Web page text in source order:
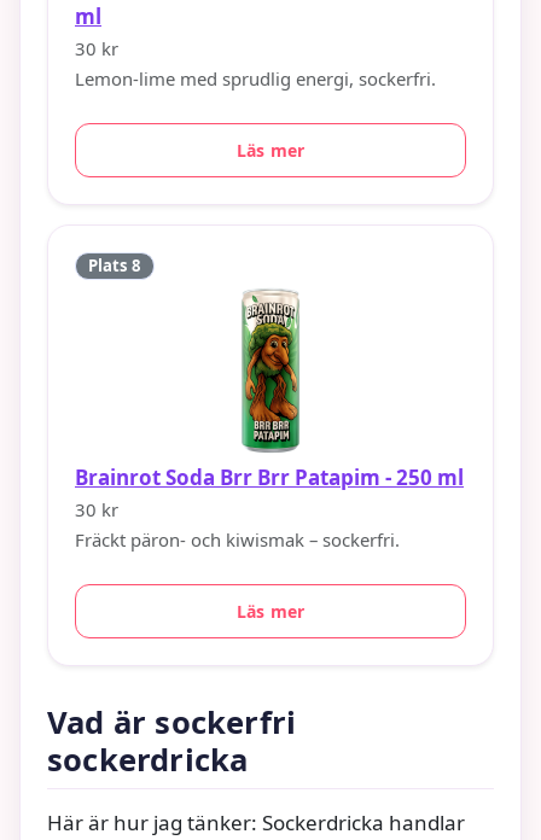
ml
30 kr
Lemon-lime med sprudlig energi, sockerfri.
Läs mer
Plats 8
Brainrot Soda Brr Brr Patapim - 250 ml
30 kr
Fräckt päron- och kiwismak – sockerfri.
Läs mer
Vad är sockerfri
sockerdricka
Här är hur jag tänker: Sockerdricka handlar